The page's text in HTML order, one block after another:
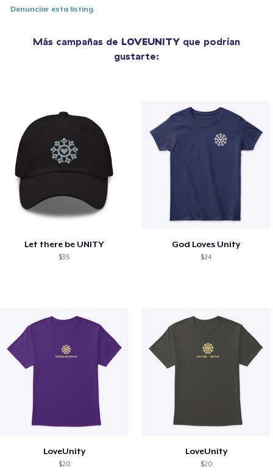
Denunciar esta listing
Más campañas de LOVEUNITY que podrían
gustarte:
Let there be UNITY
$35
God Loves Unity
$24
LoveUnity
$20
LoveUnity
$20